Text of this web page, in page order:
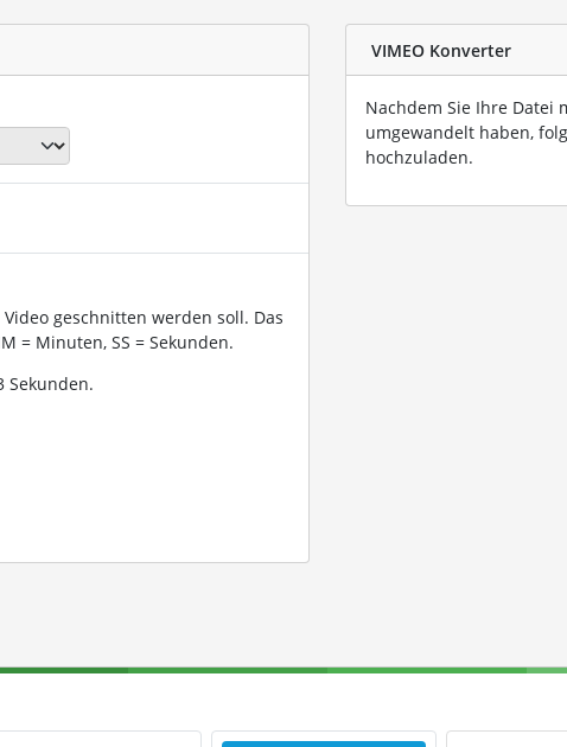
geschnitten werden soll. Das
= Minuten, SS = Sekunden.
Sekunden.
VIMEO Konverter
Nachdem Sie Ihre Datei
umgewandelt haben,
hochzuladen.